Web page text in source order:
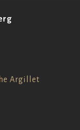
Argillet